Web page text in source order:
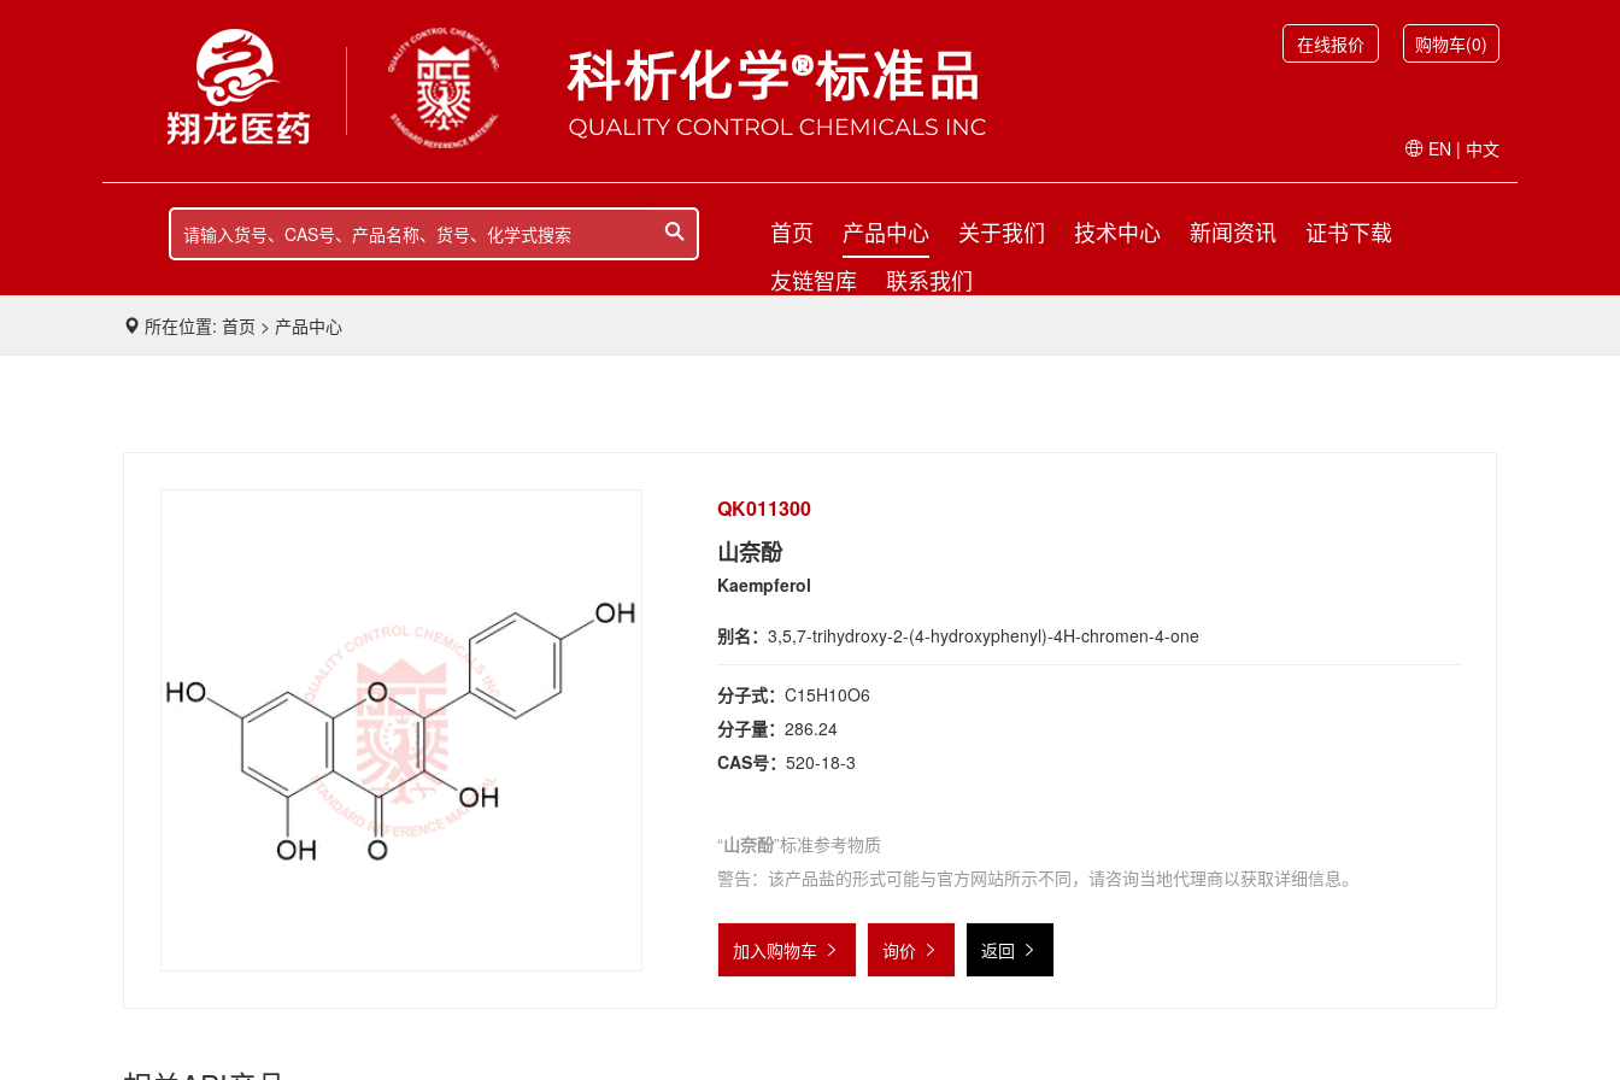
在线报价 购物车(0)
EN | 中文
首页 产品中心 关于我们 技术中心 新闻资讯
证书下载
友链智库
联系我们
所在位置: 首页 > 产品中心
QK011300
山奈酚
Kaempferol
别名： 3,5,7-trihydroxy-2-(4-hydroxyphenyl)-4H-chromen-4-one
分子式： C15H10O6
分子量： 286.24
CAS号： 520-18-3
“山奈酚”标准参考物质
警告：该产品盐的形式可能与官方网站所示不同，请咨询当地代理商以获取详细信息。
加入购物车 询价 返回